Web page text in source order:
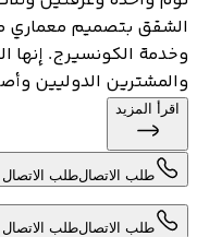
الشقق بتصميم معماري
وخدمة الكونسيرج. إنها
والمشترين الدوليين
اقرأ المزيد
طلب الاتصالطلب الاتصال
طلب الاتصالطلب الاتصال